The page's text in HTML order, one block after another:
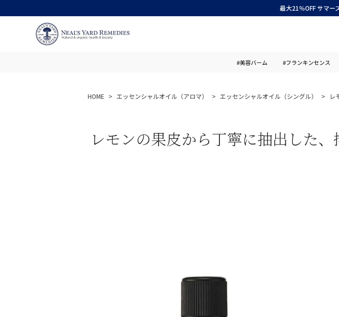
最大21％OFF サマー
#美容バーム #フランキンセンス
HOME エッセンシャルオイル（アロマ） エッセンシャルオイル（シングル） レ
レモンの果皮から丁寧に抽出した